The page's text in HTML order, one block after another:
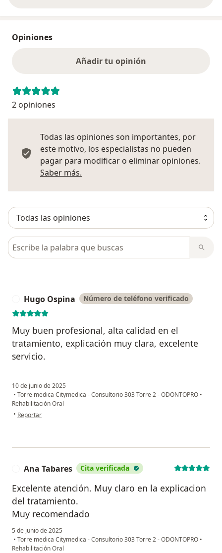
Opiniones
Añadir tu opinión
2 opiniones
Todas las opiniones son importantes, por
este motivo, los especialistas no pueden
pagar para modificar o eliminar opiniones.
Saber más.
Busca en opiniones
Hugo Ospina Número de teléfono verificado
Muy buen profesional, alta calidad en el
tratamiento, explicación muy clara, excelente
servicio.
10 de junio de 2025
• Torre medica Citymedica - Consultorio 303 Torre 2 - ODONTOPRO •
Rehabilitación Oral
• en opinión del usuario Hugo Ospina
Reportar
Ana Tabares Cita verificada
Excelente atención. Muy claro en la explicacion
del tratamiento.
Muy recomendado
5 de junio de 2025
• Torre medica Citymedica - Consultorio 303 Torre 2 - ODONTOPRO •
Rehabilitación Oral